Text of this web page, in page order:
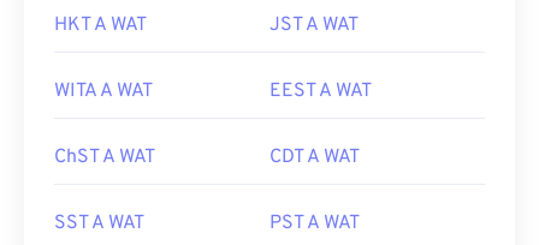
HKT A WAT JST A WAT
WITA A WAT EEST A WAT
ChST A WAT CDT A WAT
SST A WAT PST A WAT